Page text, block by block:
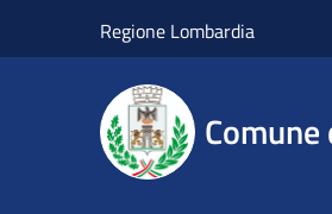
Regione Lombardia